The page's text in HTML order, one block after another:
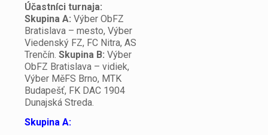
Účastníci turnaja:
Skupina A: Výber ObFZ
Bratislava – mesto, Výber
Viedenský FZ, FC Nitra, AS
Trenčín. Skupina B: Výber
ObFZ Bratislava – vidiek,
Výber MěFS Brno, MTK
Budapešť, FK DAC 1904
Dunajská Streda.
Skupina A: